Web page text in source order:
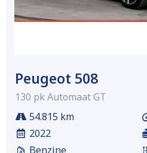
Peugeot 508
130 pk Automaat GT
54.815 km
2022
Benzine